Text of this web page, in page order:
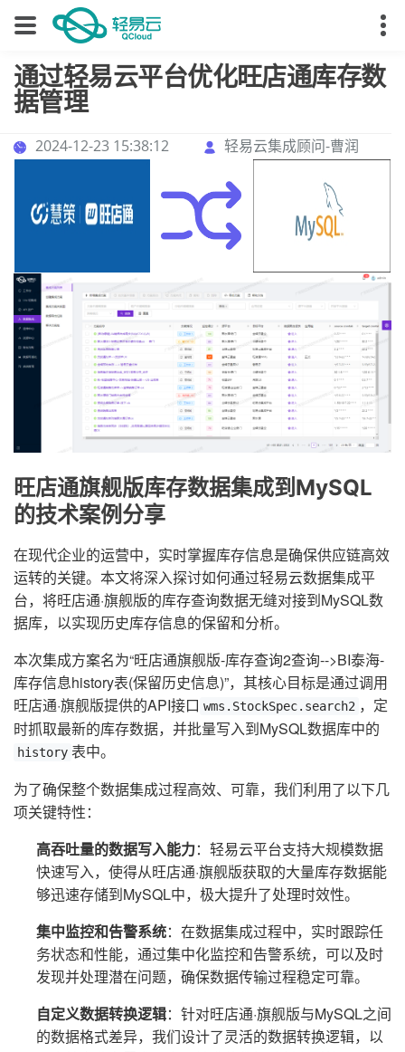
通过轻易云平台优化旺店通库存数
据管理
2024-12-23 15:38:12 轻易云集成顾问-曹润
旺店通旗舰版库存数据集成到MySQL
的技术案例分享
在现代企业的运营中，实时掌握库存信息是确保供应链高效
运转的关键。本文将深入探讨如何通过轻易云数据集成平
台，将旺店通·旗舰版的库存查询数据无缝对接到MySQL数
据库，以实现历史库存信息的保留和分析。
本次集成方案名为“旺店通旗舰版-库存查询2查询-->BI泰海-
库存信息history表(保留历史信息)”，其核心目标是通过调用
旺店通·旗舰版提供的API接口 wms.StockSpec.search2 ，定
时抓取最新的库存数据，并批量写入到MySQL数据库中的
history 表中。
为了确保整个数据集成过程高效、可靠，我们利用了以下几
项关键特性：
高吞吐量的数据写入能力：轻易云平台支持大规模数据
快速写入，使得从旺店通·旗舰版获取的大量库存数据能
够迅速存储到MySQL中，极大提升了处理时效性。
集中监控和告警系统：在数据集成过程中，实时跟踪任
务状态和性能，通过集中化监控和告警系统，可以及时
发现并处理潜在问题，确保数据传输过程稳定可靠。
自定义数据转换逻辑：针对旺店通·旗舰版与MySQL之间
的数据格式差异，我们设计了灵活的数据转换逻辑，以